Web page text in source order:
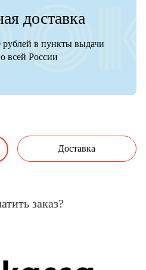
доставка
рублей в пункты выдачи
всей России
Доставка
заказ?